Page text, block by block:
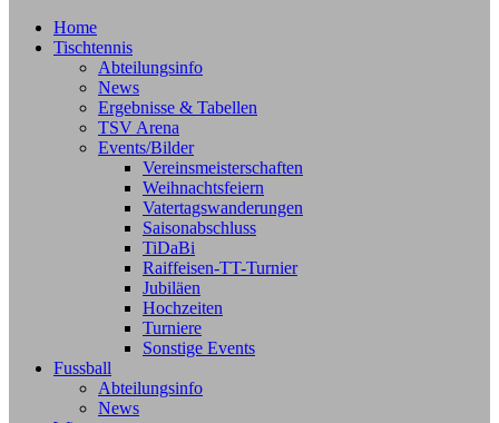
Home
Tischtennis
Abteilungsinfo
News
Ergebnisse & Tabellen
TSV Arena
Events/Bilder
Vereinsmeisterschaften
Weihnachtsfeiern
Vatertagswanderungen
Saisonabschluss
TiDaBi
Raiffeisen-TT-Turnier
Jubiläen
Hochzeiten
Turniere
Sonstige Events
Fussball
Abteilungsinfo
News